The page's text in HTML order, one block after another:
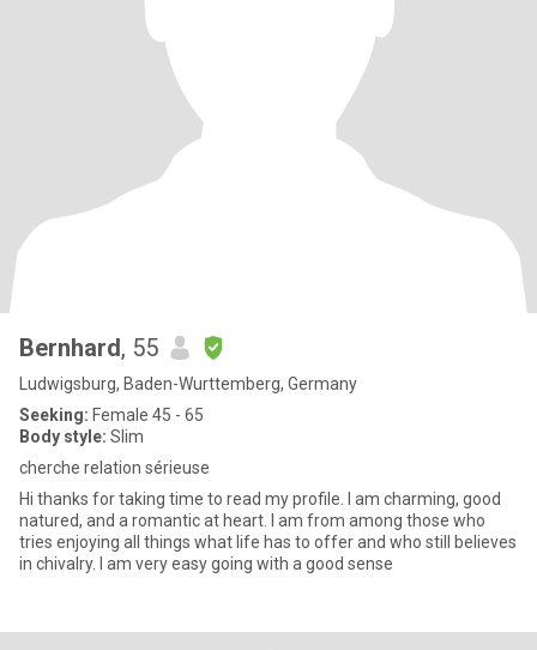
Bernhard, 55
Ludwigsburg, Baden-Wurttemberg, Germany
Seeking: Female 45 - 65
Body style: Slim
cherche relation sérieuse
Hi thanks for taking time to read my profile. I am charming, good
natured, and a romantic at heart. I am from among those who
tries enjoying all things what life has to offer and who still believes
in chivalry. I am very easy going with a good sense